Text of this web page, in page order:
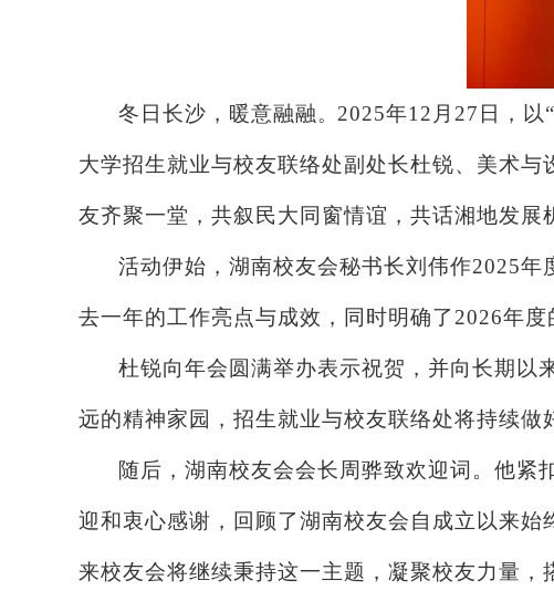
冬日长沙 ，暖意融融 。 2025年12月27日，
大学招生就业与校友联络处副处长杜锐、美术
友齐聚一堂，共叙民大同窗情谊，共话湘地发展
活动伊始，湖南校友会秘书长刘伟作2025年
去一年的工作亮点与成效，同时明确了2026年
杜锐向年会圆满举办表示祝贺 ，并向长期以
远的精神家园，招生就业与校友联络处将持续做
随后，湖南校友会会长周骅致欢迎词。他紧
迎和衷心感谢，回顾了湖南校友会自成立以来
来校友会将继续秉持这一主题，凝聚校友力量，